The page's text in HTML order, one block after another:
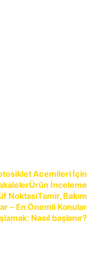
Acemileri İçin
Ürün İnceleme
NoktasıTamir, Bakım
– En Önemli Konular
Nasıl başlanır?